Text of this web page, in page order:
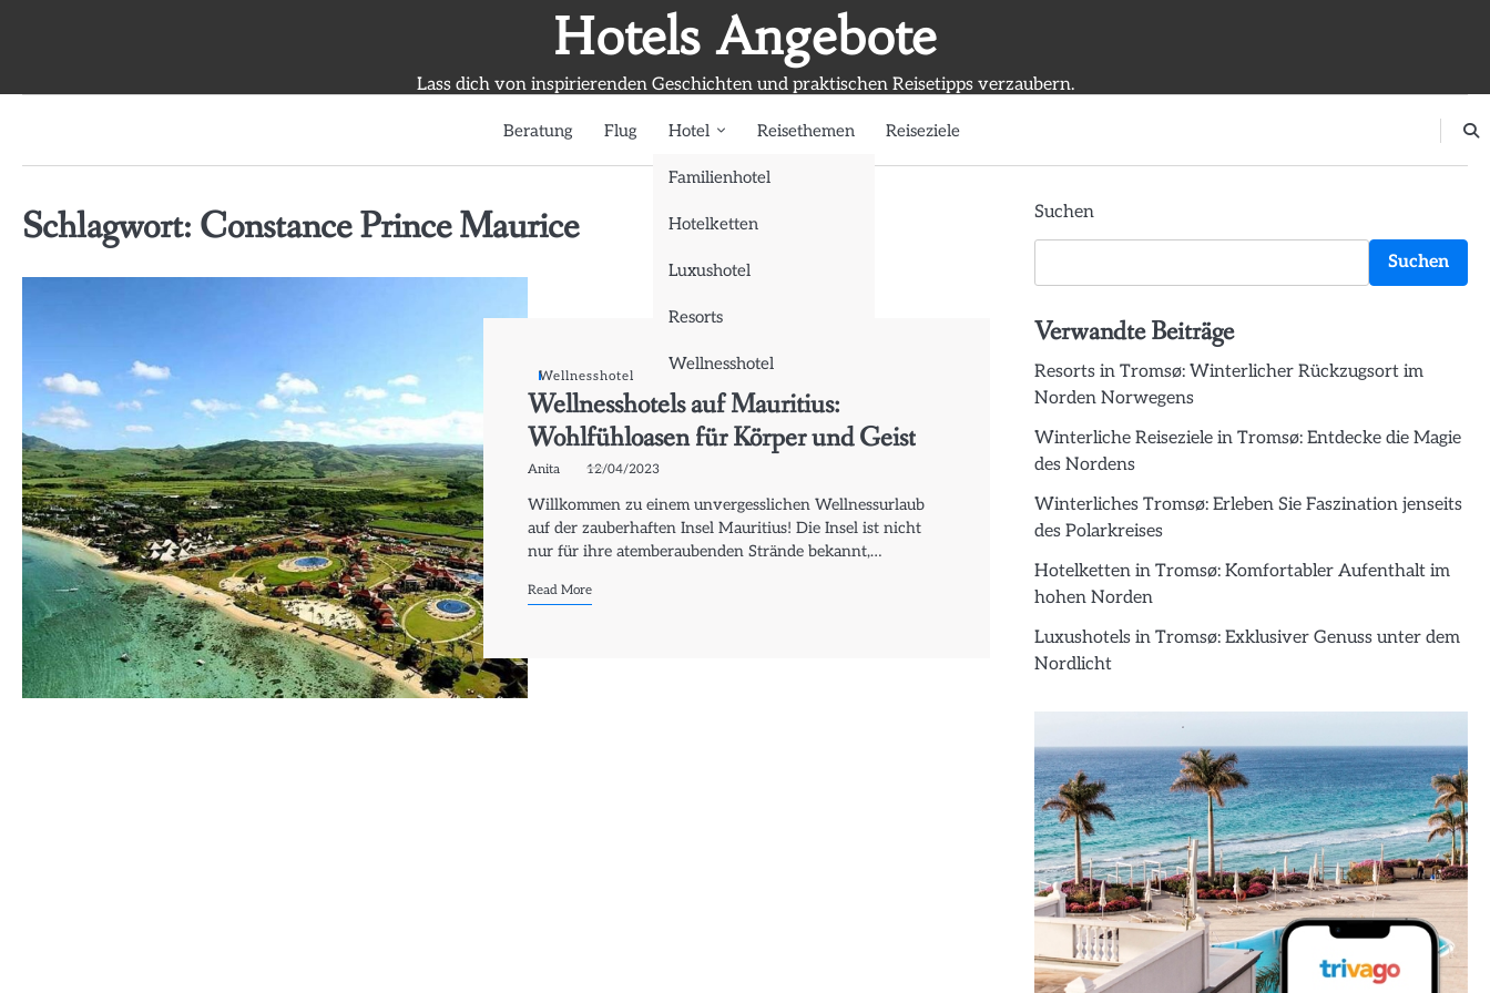
Hotels Angebote
Lass dich von inspirierenden Geschichten und praktischen Reisetipps verzaubern.
Beratung Flug Hotel
Familienhotel
Hotelketten
Luxushotel
Resorts
Wellnesshotel
Reisethemen Reiseziele
Schlagwort: Constance Prince Maurice
Wellnesshotel
Wellnesshotels auf Mauritius:
Wohlfühloasen für Körper und Geist
Anita 12/04/2023
Willkommen zu einem unvergesslichen Wellnessurlaub
auf der zauberhaften Insel Mauritius! Die Insel ist nicht
nur für ihre atemberaubenden Strände bekannt,…
Read More
Suchen
Suchen
Verwandte Beiträge
Resorts in Tromsø: Winterlicher Rückzugsort im
Norden Norwegens
Winterliche Reiseziele in Tromsø: Entdecke die Magie
des Nordens
Winterliches Tromsø: Erleben Sie Faszination jenseits
des Polarkreises
Hotelketten in Tromsø: Komfortabler Aufenthalt im
hohen Norden
Luxushotels in Tromsø: Exklusiver Genuss unter dem
Nordlicht